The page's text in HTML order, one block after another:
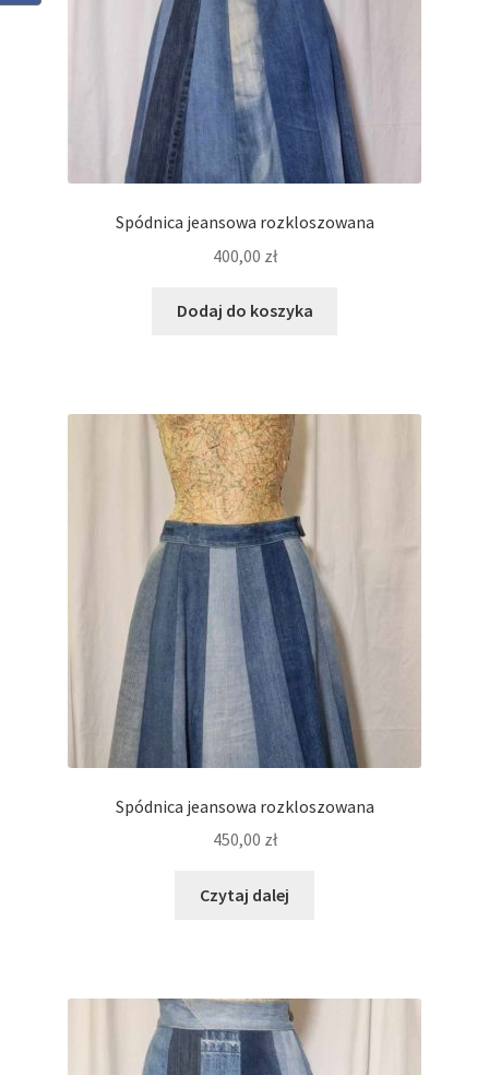
Sklep
Spódnica jeansowa rozkloszowana
400,00 zł
Dodaj do koszyka
Spódnica jeansowa rozkloszowana
450,00 zł
Czytaj dalej